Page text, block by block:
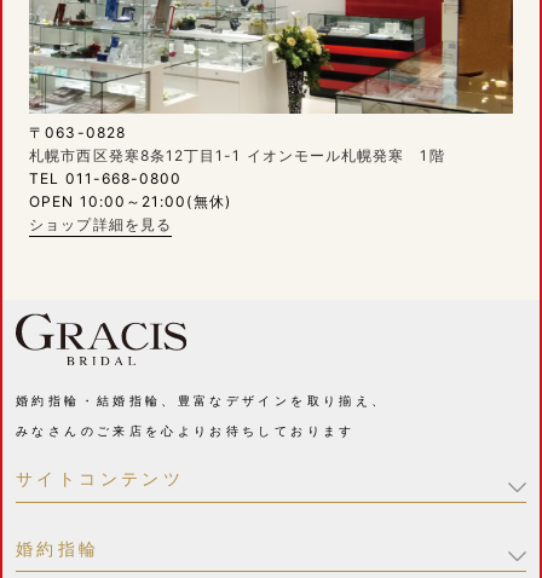
〒063-0828
札幌市西区発寒8条12丁目1-1 イオンモール札幌発寒 1階
TEL 011-668-0800
OPEN 10:00～21:00(無休)
ショップ詳細を見る
婚約指輪・結婚指輪、豊富なデザインを取り揃え、
みなさんのご来店を心よりお待ちしております
サイトコンテンツ
婚約指輪